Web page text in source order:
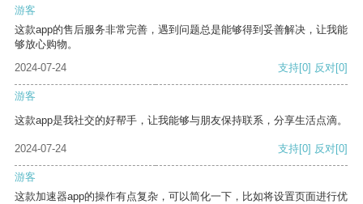
游客
这款app的售后服务非常完善，遇到问题总是能够得到妥善解决，让我能
够放心购物。
2024-07-24
支持[0] 反对[0]
游客
这款app是我社交的好帮手，让我能够与朋友保持联系，分享生活点滴。
2024-07-24 支持[0] 反对[0]
游客
这款加速器app的操作有点复杂，可以简化一下，比如将设置页面进行优